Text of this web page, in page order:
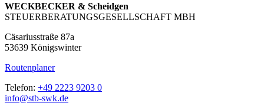
WECKBECKER & Scheidgen
STEUERBERATUNGSGESELLSCHAFT MBH
Cäsariusstraße 87a
53639 Königswinter
Routenplaner
Telefon: +49 2223 9203 0
info@stb-swk.de